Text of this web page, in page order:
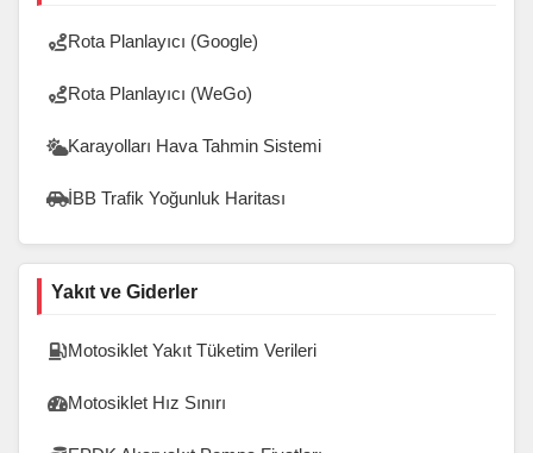
Rota Planlayıcı (Google)
Rota Planlayıcı (WeGo)
Karayolları Hava Tahmin Sistemi
İBB Trafik Yoğunluk Haritası
Yakıt ve Giderler
Motosiklet Yakıt Tüketim Verileri
Motosiklet Hız Sınırı